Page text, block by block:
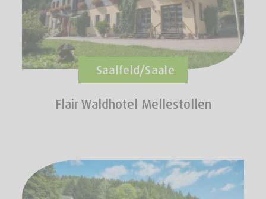
Saalfeld/Saale
Flair Waldhotel Mellestollen